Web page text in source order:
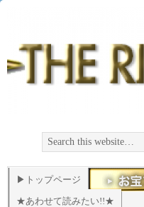
▶トップページ
★あわせて読みたい!!★